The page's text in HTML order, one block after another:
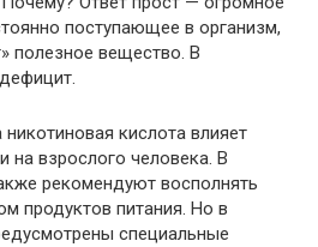
поступающее в организм,
полезное вещество. В
кислота влияет
на взрослого человека. В
рекомендуют восполнять
продуктов питания. Но в
специальные